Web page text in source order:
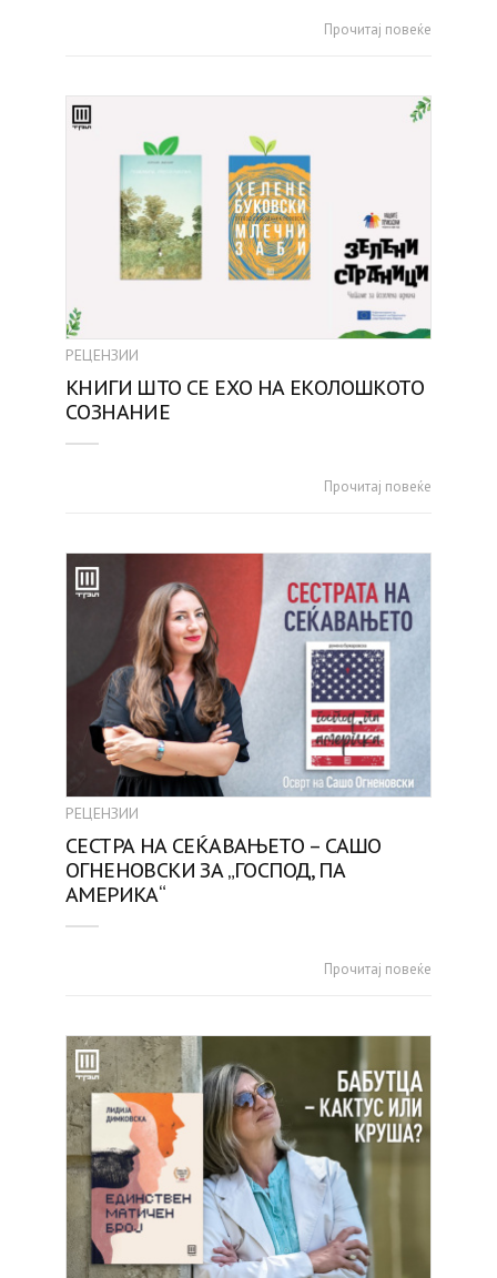
Прочитај повеќе
РЕЦЕНЗИИ
КНИГИ ШТО СЕ ЕХО НА ЕКОЛОШКОТО
СОЗНАНИЕ
Прочитај повеќе
РЕЦЕНЗИИ
СЕСТРА НА СЕЌАВАЊЕТО – САШО
ОГНЕНОВСКИ ЗА „ГОСПОД, ПА
АМЕРИКА“
Прочитај повеќе